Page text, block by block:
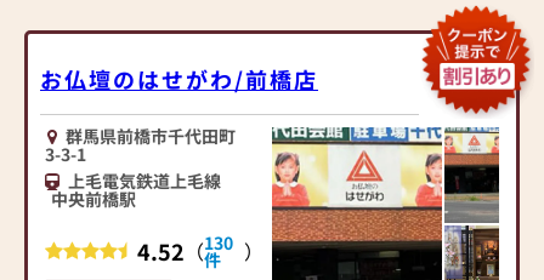
お仏壇のはせがわ/前橋店
群馬県前橋市千代田町
3-3-1
上毛電気鉄道上毛線
中央前橋駅
4.52 （130
件 ）